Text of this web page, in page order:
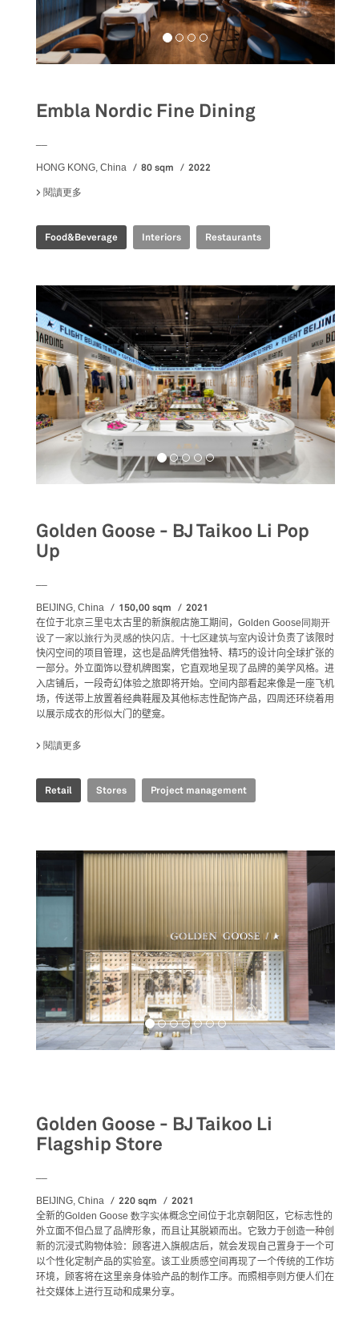
Embla Nordic Fine Dining
HONG KONG, China 80 sqm
2022
閱讀更多
Food&Beverage Interiors Restaurants
Golden Goose - BJ Taikoo Li Pop
Up
BEIJING, China 150,00 sqm 2021
在位于北京三里屯太古里的新旗舰店施工期间， Golden Goose同期开
设了一家以旅行为灵感的快闪店。十七区建筑与室内设计负责了该限时
快闪空间的项目管理， 这也是品牌凭借独特、精巧的设计向全球扩张的
一部分。外立面饰以登机牌图案，它直观地呈现了品牌的美学风格。进
入店铺后，一段奇幻体验之旅即将开始。空间内部看起来像是一座飞机
场，传送带上放置着经典鞋履及其他标志性配饰产品，四周还环绕着用
以展示成衣的形似大门的壁龛。
閱讀更多
Retail Stores Project management
Golden Goose - BJ Taikoo Li
Flagship Store
BEIJING, China 220 sqm 2021
全新的Golden Goose 数字实体概念空间位于北京朝阳区，它标志性的
外立面不但凸显了品牌形象，而且让其脱颖而出。它致力于创造一种创
新的沉浸式购物体验：顾客进入旗舰店后，就会发现自己置身于一个可
以个性化定制产品的实验室。该工业质感空间再现了一个传统的工作坊
环境，顾客将在这里亲身体验产品的制作工序。而照相亭则方便人们在
社交媒体上进行互动和成果分享。